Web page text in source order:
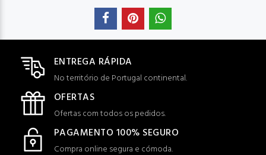
ENTREGA RÁPIDA
No território de Portugal continental.
OFERTAS
Ofertas com todos os pedidos.
PAGAMENTO 100% SEGURO
Compra online segura e cómoda.